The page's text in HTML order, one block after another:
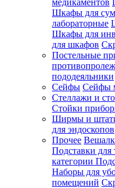
медикаментов
Шкафы для
лабораторные
Шкафы для
для шкафов
Постельные
пододеяльники
Сейфы Сейфы
Стеллажи и
Стойки
Ширмы и
для эндоскопов
Прочее
Подставки для
категории
Наборы для
помещений